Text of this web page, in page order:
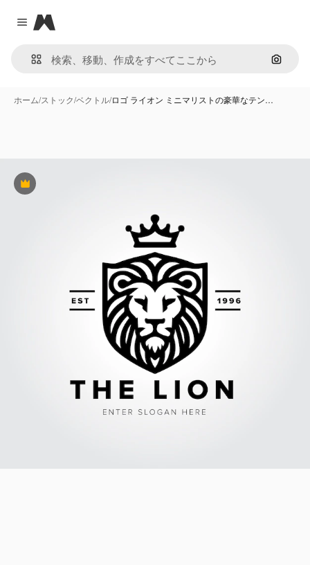
Close menu
Magnific
画像で
ホーム/ストック/ベクトル/ロゴ ライオン ミニマリストの豪華なテン…
Premium